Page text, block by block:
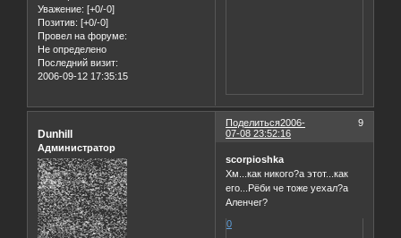
Уважение: [+0/-0]
Позитив: [+0/-0]
Провел на форуме:
Не определено
Последний визит:
2006-09-12 17:35:15
Поделиться 9
2006-
07-08 23:52:16
Dunhill
Администратор
scorpioshka
Хм...как никого?а этот...как
его...Рёби че тоже уехал?а
Аленчег?
0